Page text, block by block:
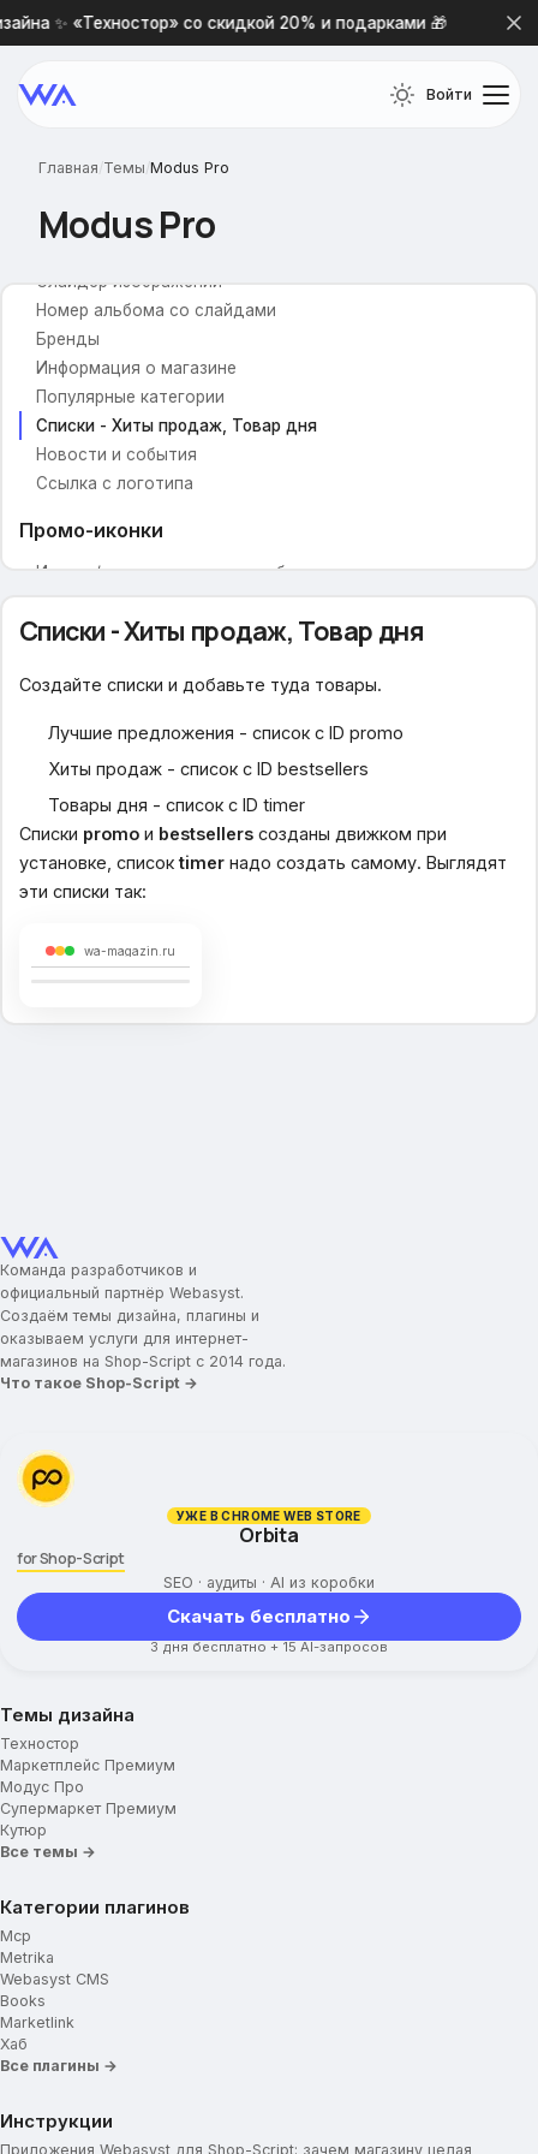
✨ «Техностор» со скидкой 20% и подарками 🎁
Войти
Главная/Темы/Modus Pro
Modus Pro
Как добавить свой шрифт?
Общие настройки
В сравнение
Главная страница
Слайдер изображений
Номер альбома со слайдами
Бренды
Информация о магазине
Популярные категории
Списки - Хиты продаж, Товар дня
Новости и события
Ссылка с логотипа
Промо-иконки
Иконка/картинка для промо-блока
Текст для промо-блока
Вид подкатегорий
Изображения для категорий
Разное
Таблица размеров
Аккордеон для страницы
Списки - Хиты продаж, Товар дня
Создайте списки и добавьте туда товары.
Лучшие предложения - список с ID promo
Хиты продаж - список с ID bestsellers
Товары дня - список с ID timer
Списки promo и bestsellers созданы движком при
установке, списокtimer надо создать самому. Выглядят
эти списки так:
wa-magazin.ru
Команда разработчиков и
официальный партнёр Webasyst.
Создаём темы дизайна, плагины и
оказываем услуги для интернет-
магазинов на Shop-Script с 2014 года.
Что такое Shop-Script →
УЖЕ В CHROME WEB STORE
Orbita
for Shop-Script
SEO · аудиты · AI из коробки
Скачать бесплатно
3 дня бесплатно + 15 AI-запросов
Темы дизайна
Техностор
Маркетплейс Премиум
Модус Про
Супермаркет Премиум
Кутюр
Все темы →
Категории плагинов
Mcp
Metrika
Webasyst CMS
Books
Marketlink
Хаб
Все плагины →
Инструкции
Приложения Webasyst для Shop-Script: зачем магазину целая